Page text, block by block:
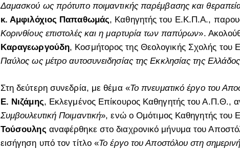
Δαμασκού ως πρότυπο ποιμαντικής παρέμβασης και
κ. Αμφιλόχιος Παπαθωμάς, Καθηγητής του Ε.Κ.Π.Α.,
Κορινθίους επιστολές και η μαρτυρία των παπύρων».
Καραγεωργούδη, Κοσμήτορος της Θεολογικής Σχολής
Παύλος ως μέτρο αυτοσυνειδησίας της Εκκλησίας της Ελλάδος
Στη δεύτερη συνεδρία, με θέμα «Το πνευματικό έργο του
Ε. Νιζάμης, Εκλεγμένος Επίκουρος Καθηγητής του Α.Π.Θ.,
Συμβουλευτική Ποιμαντική», ενώ ο Ομότιμος Καθηγητής του
Τούσουλης αναφέρθηκε στο διαχρονικό μήνυμα του
εισήγηση υπό τον τίτλο «Το έργο του Αποστόλου στη